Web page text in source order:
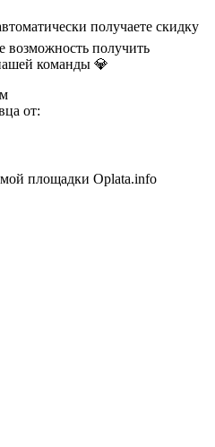
получаете скидку
возможность получить
команды 💎
от:
площадки Oplata.info